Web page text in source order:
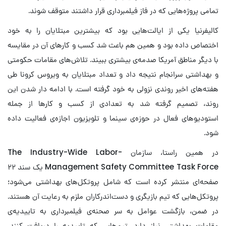
تمامی پروژه‌هایی که در فاز فیلمبرداری قرار داشتند متوقف شوند.
کالیفرنیا یکی از ایالت‌هایی بود که بیشترین مبتلایان را به خود
اختصاص داده بود و همین هم باعث شد کسب و کارهای آن در مقایسه
با دیگر مناطق آمریکا صدمه‌ی بیشتری ببیند. تلاش‌های مقامات حکومتی
و بهداشتی سرانجام نتیجه داد و تعداد مبتلایان به ویروس کرونا طی
هفته‌های اخیر روندی نزولی به خود گرفته است. با ادامه دار شدن این
روند، تصمیم گرفته شد به تعدادی از کسب و کارها از جمله
استودیوهای فعال در حوزه‌ی سینما و تلویزیون اجازه‌ی فعالیت داده
شود.
در همین راستا، سازمان The Industry-Wide Labor-
Management Safety Committee Task Force یک سند ۲۲
صفحه‌ای منتشر کرده است که شامل پروتکل‌های بهداشتی می‌شود؛
پروتکل‌هایی که تیم بازیگری و دست‌اندرکاران ملزم به رعایت آن هستند.
در ضمن، بازگشت عوامل به سر صحنه‌ی فیلمبرداری به تاییدیه‌ی